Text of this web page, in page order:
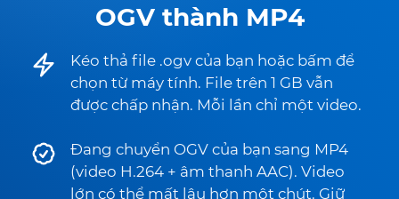
OGV thành MP4
Kéo thả file .ogv của bạn hoặc bấm để
chọn từ máy tính. File trên 1 GB vẫn
được chấp nhận. Mỗi lần chỉ một video.
Đang chuyển OGV của bạn sang MP4
(video H.264 + âm thanh AAC). Video
lớn có thể mất lâu hơn một chút. Giữ